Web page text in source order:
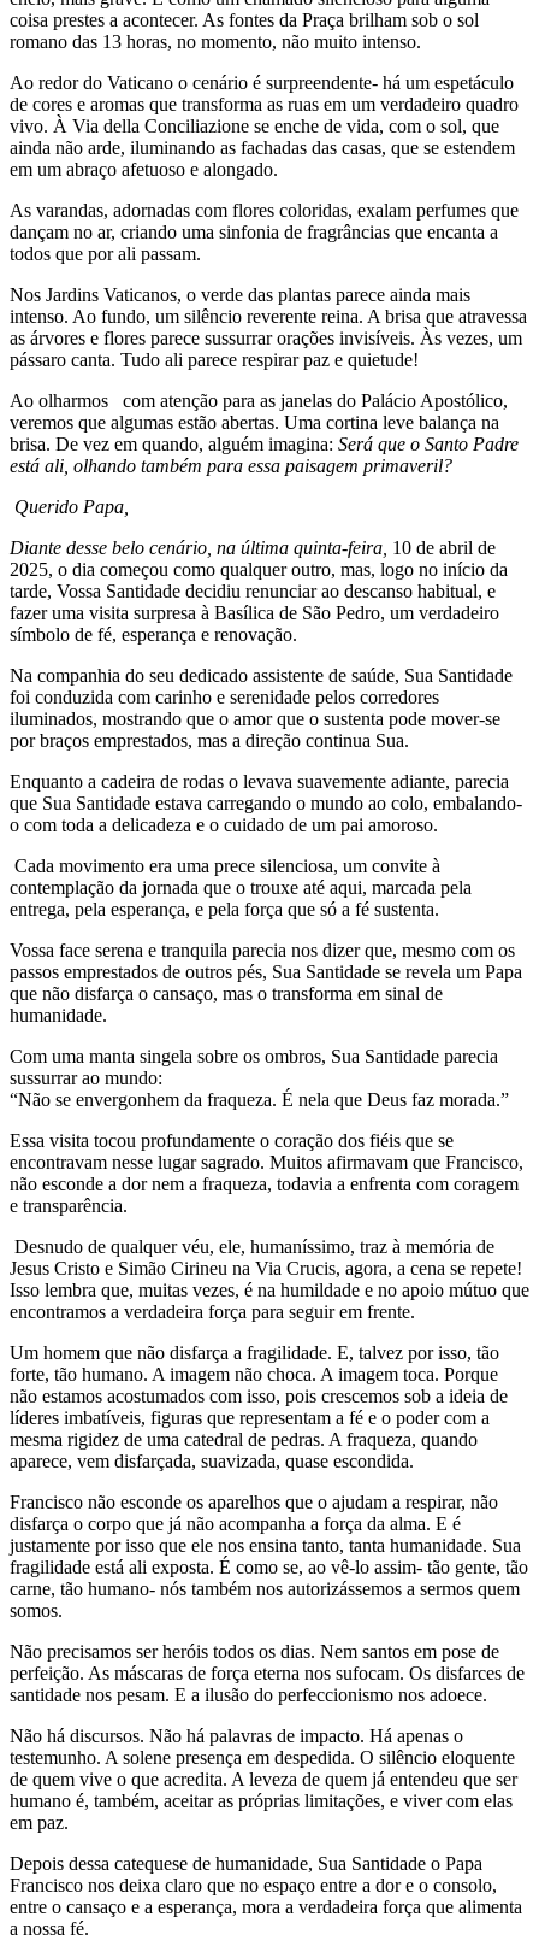
coisa prestes a acontecer. As fontes da Praça brilham sob o sol
romano das 13 horas, no momento, não muito intenso.
Ao redor do Vaticano o cenário é surpreendente- há um espetáculo
de cores e aromas que transforma as ruas em um verdadeiro quadro
vivo. À Via della Conciliazione se enche de vida, com o sol, que
ainda não arde, iluminando as fachadas das casas, que se estendem
em um abraço afetuoso e alongado.
As varandas, adornadas com flores coloridas, exalam perfumes que
dançam no ar, criando uma sinfonia de fragrâncias que encanta a
todos que por ali passam.
Nos Jardins Vaticanos, o verde das plantas parece ainda mais
intenso. Ao fundo, um silêncio reverente reina. A brisa que atravessa
as árvores e flores parece sussurrar orações invisíveis. Às vezes, um
pássaro canta. Tudo ali parece respirar paz e quietude!
Ao olharmos com atenção para as janelas do Palácio Apostólico,
veremos que algumas estão abertas. Uma cortina leve balança na
brisa. De vez em quando, alguém imagina: Será que o Santo Padre
está ali, olhando também para essa paisagem primaveril?
Querido Papa,
Diante desse belo cenário, na última quinta-feira, 10 de abril de
2025, o dia começou como qualquer outro, mas, logo no início da
tarde, Vossa Santidade decidiu renunciar ao descanso habitual, e
fazer uma visita surpresa à Basílica de São Pedro, um verdadeiro
símbolo de fé, esperança e renovação.
Na companhia do seu dedicado assistente de saúde, Sua Santidade
foi conduzida com carinho e serenidade pelos corredores
iluminados, mostrando que o amor que o sustenta pode mover-se
por braços emprestados, mas a direção continua Sua.
Enquanto a cadeira de rodas o levava suavemente adiante, parecia
que Sua Santidade estava carregando o mundo ao colo, embalando-
o com toda a delicadeza e o cuidado de um pai amoroso.
Cada movimento era uma prece silenciosa, um convite à
contemplação da jornada que o trouxe até aqui, marcada pela
entrega, pela esperança, e pela força que só a fé sustenta.
Vossa face serena e tranquila parecia nos dizer que, mesmo com os
passos emprestados de outros pés, Sua Santidade se revela um Papa
que não disfarça o cansaço, mas o transforma em sinal de
humanidade.
Com uma manta singela sobre os ombros, Sua Santidade parecia
sussurrar ao mundo:
“Não se envergonhem da fraqueza. É nela que Deus faz morada.”
Essa visita tocou profundamente o coração dos fiéis que se
encontravam nesse lugar sagrado. Muitos afirmavam que Francisco,
não esconde a dor nem a fraqueza, todavia a enfrenta com coragem
e transparência.
Desnudo de qualquer véu, ele, humaníssimo, traz à memória de
Jesus Cristo e Simão Cirineu na Via Crucis, agora, a cena se repete!
Isso lembra que, muitas vezes, é na humildade e no apoio mútuo que
encontramos a verdadeira força para seguir em frente.
Um homem que não disfarça a fragilidade. E, talvez por isso, tão
forte, tão humano. A imagem não choca. A imagem toca. Porque
não estamos acostumados com isso, pois crescemos sob a ideia de
líderes imbatíveis, figuras que representam a fé e o poder com a
mesma rigidez de uma catedral de pedras. A fraqueza, quando
aparece, vem disfarçada, suavizada, quase escondida.
Francisco não esconde os aparelhos que o ajudam a respirar, não
disfarça o corpo que já não acompanha a força da alma. E é
justamente por isso que ele nos ensina tanto, tanta humanidade. Sua
fragilidade está ali exposta. É como se, ao vê-lo assim- tão gente, tão
carne, tão humano- nós também nos autorizássemos a sermos quem
somos.
Não precisamos ser heróis todos os dias. Nem santos em pose de
perfeição. As máscaras de força eterna nos sufocam. Os disfarces de
santidade nos pesam. E a ilusão do perfeccionismo nos adoece.
Não há discursos. Não há palavras de impacto. Há apenas o
testemunho. A solene presença em despedida. O silêncio eloquente
de quem vive o que acredita. A leveza de quem já entendeu que ser
humano é, também, aceitar as próprias limitações, e viver com elas
em paz.
Depois dessa catequese de humanidade, Sua Santidade o Papa
Francisco nos deixa claro que no espaço entre a dor e o consolo,
entre o cansaço e a esperança, mora a verdadeira força que alimenta
a nossa fé.